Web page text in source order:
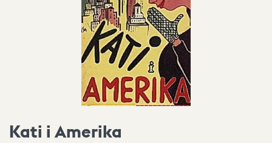
Kati i Amerika